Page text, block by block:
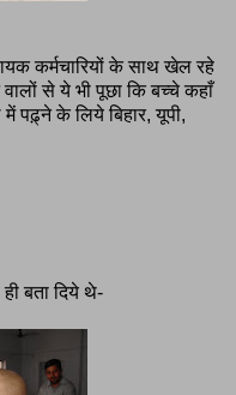
कर्मचारियों के साथ खेल रहे
से ये भी पूछा कि बच्चे कहाँ
के लिये बिहार, यूपी,
बता दिये थे-